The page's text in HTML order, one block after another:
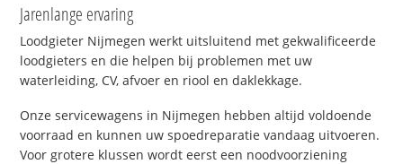
Jarenlange ervaring
Loodgieter Nijmegen werkt uitsluitend met gekwalificeerde
loodgieters en die helpen bij problemen met uw
waterleiding, CV, afvoer en riool en daklekkage.
Onze servicewagens in Nijmegen hebben altijd voldoende
voorraad en kunnen uw spoedreparatie vandaag uitvoeren.
Voor grotere klussen wordt eerst een noodvoorziening